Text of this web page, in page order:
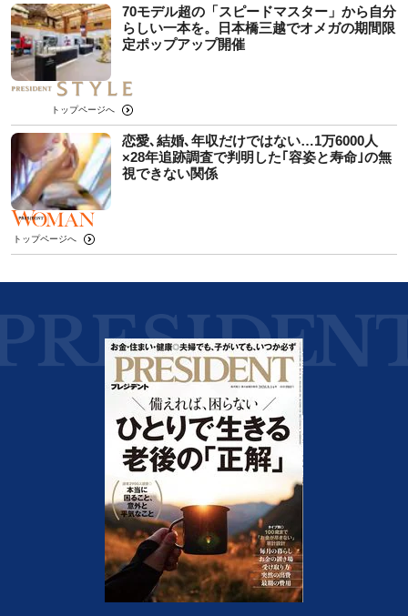
70モデル超の「スピードマスター」から自分
らしい一本を。日本橋三越でオメガの期間限
定ポップアップ開催
トップページへ
恋愛､結婚､年収だけではない…1万6000人
×28年追跡調査で判明した｢容姿と寿命｣の無
視できない関係
トップページへ